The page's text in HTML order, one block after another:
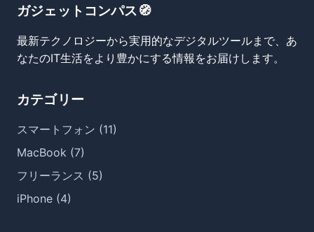
ガジェットコンパス🧭
最新テクノロジーから実用的なデジタルツールまで、あ
なたのIT生活をより豊かにする情報をお届けします。
カテゴリー
スマートフォン (11)
MacBook (7)
フリーランス (5)
iPhone (4)